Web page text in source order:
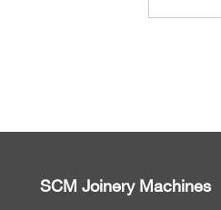
SCM Joinery Machines